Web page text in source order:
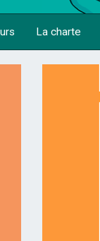
La charte